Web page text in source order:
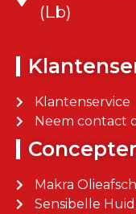
(Lb)
Klantenservice
Neem contact
Makra
Sensibelle